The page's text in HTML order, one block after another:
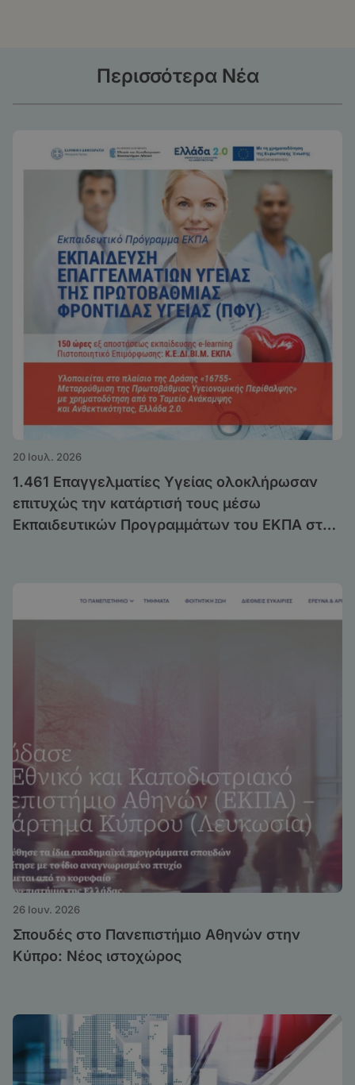
Περισσότερα Νέα
20 Ιουλ. 2026
1.461 Επαγγελματίες Υγείας ολοκλήρωσαν
επιτυχώς την κατάρτισή τους μέσω
Εκπαιδευτικών Προγραμμάτων του ΕΚΠΑ στο
26 Ιουν. 2026
Σπουδές στο Πανεπιστήμιο Αθηνών στην
Κύπρο: Νέος ιστοχώρος